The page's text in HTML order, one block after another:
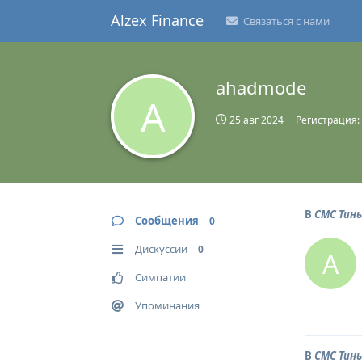
Alzex Finance Связаться с нами
A
ahadmode
25 авг 2024 Регистрация:
Сообщения 0
Дискуссии 0
Симпатии
Упоминания
В СМС
A
В СМС